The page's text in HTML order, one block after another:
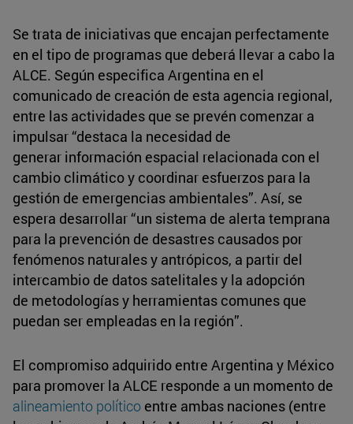
Se trata de iniciativas que encajan perfectamente
en el tipo de programas que deberá llevar a cabo la
ALCE. Según especifica Argentina en el
comunicado de creación de esta agencia regional,
entre las actividades que se prevén comenzar a
impulsar “destaca la necesidad de
generar información espacial relacionada con el
cambio climático y coordinar esfuerzos para la
gestión de emergencias ambientales”. Así, se
espera desarrollar “un sistema de alerta temprana
para la prevención de desastres causados por
fenómenos naturales y antrópicos, a partir del
intercambio de datos satelitales y la adopción
de metodologías y herramientas comunes que
puedan ser empleadas en la región”.
El compromiso adquirido entre Argentina y México
para promover la ALCE responde a un momento de
alineamiento político entre ambas naciones (entre